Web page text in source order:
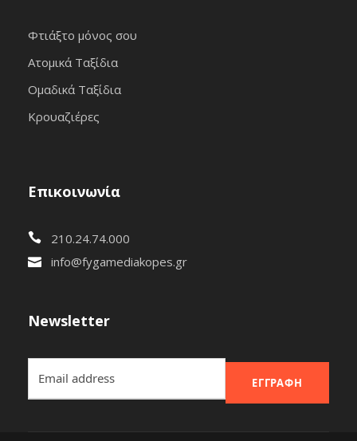
Φτιάξτο μόνος σου
Ατομικά Ταξίδια
Ομαδικά Ταξίδια
Κρουαζιέρες
Επικοινωνία
210.24.74.000
info@fygamediakopes.gr
Newsletter
ΕΓΓΡΑΦΉ